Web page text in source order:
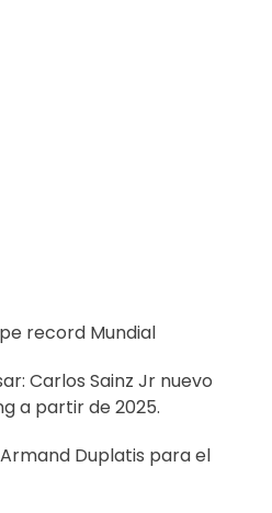
record Mundial
Carlos Sainz Jr nuevo
a partir de 2025.
Duplatis para el